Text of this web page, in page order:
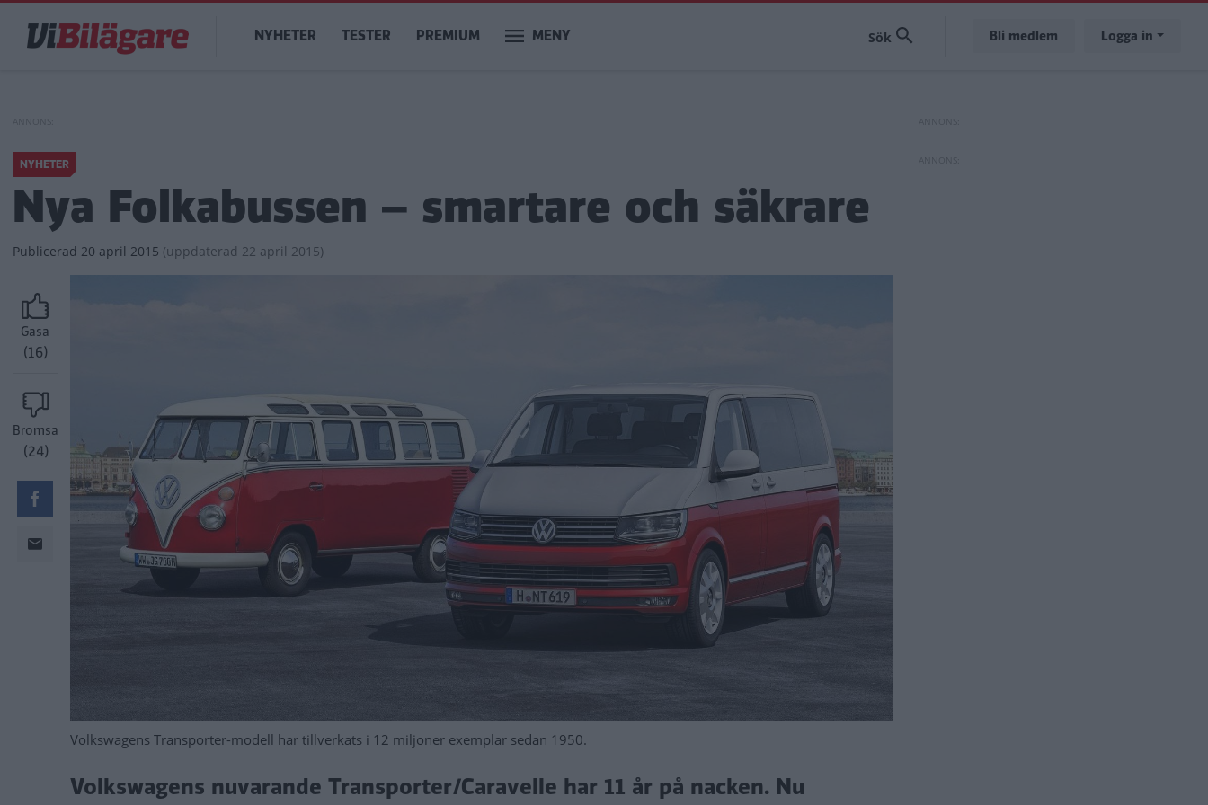
huvudinnehåll
Main
navigation
NYHETER TESTER PREMIUM MENY Bli medlem Logga in
NYHETER
Nya Folkabussen – smartare och säkrare
Publicerad 20 april 2015 (uppdaterad 22 april 2015)
Gasa
(16)
Bromsa
(24)
Volkswagens Transporter-modell har tillverkats i 12 miljoner exemplar sedan 1950.
Volkswagens nuvarande Transporter/Caravelle har 11 år på nacken. Nu